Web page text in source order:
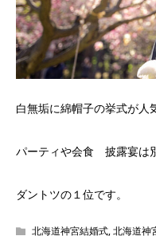
白無垢に綿帽子の挙式が人
パーティや会食 披露宴は
ダントツの１位です。
北海道神宮結婚式,北海道神